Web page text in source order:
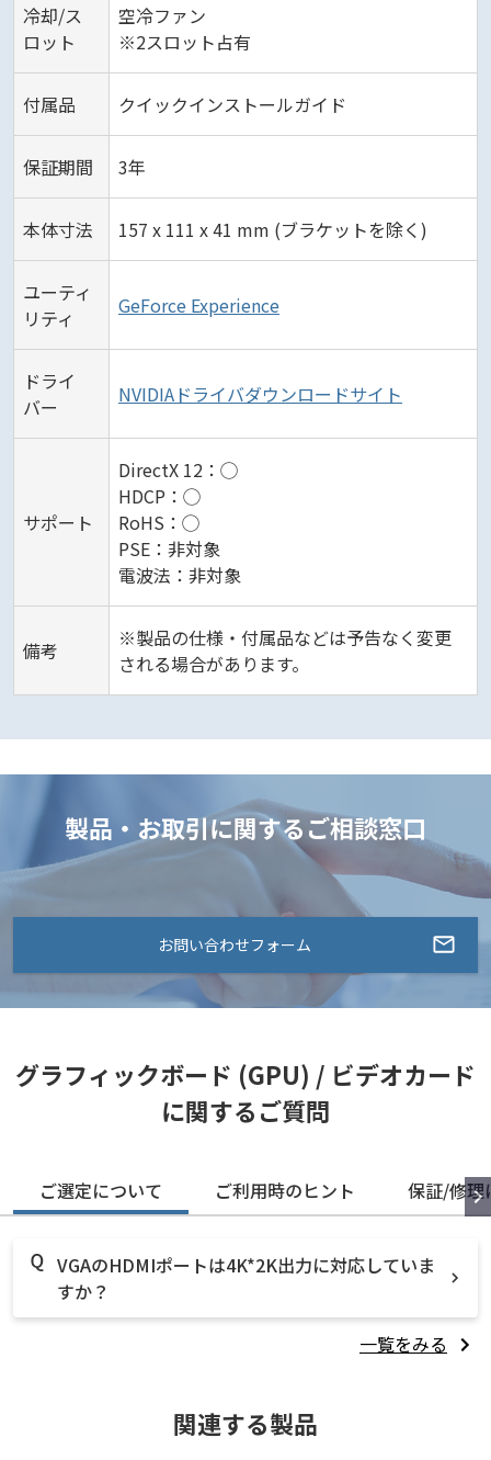
冷却/ス
ロット
空冷ファン
※2スロット占有
付属品 クイックインストールガイド
保証期間 3年
本体寸法 157 x 111 x 41 mm (ブラケットを除く)
ユーティ
リティ
GeForce Experience
ドライ
バー
NVIDIAドライバダウンロードサイト
サポート
DirectX 12：◯
HDCP：◯
RoHS：◯
PSE：非対象
電波法：非対象
備考
※製品の仕様・付属品などは予告なく変更
される場合があります。
製品・お取引に関するご相談窓口
お問い合わせフォーム
グラフィックボード (GPU) / ビデオカード
に関するご質問
ご選定について ご利用時のヒント 保証/修理
VGAのHDMIポートは4K*2K出力に対応していま
すか？
一覧をみる
関連する製品